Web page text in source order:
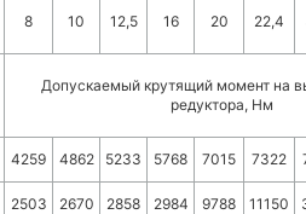
8 10 12,5 16 20 22,4
Допускаемый крутящий момент на
редуктора, Нм
4259 4862 5233 5768 7015 7322
2503 2670 2858 2984 9788 11150